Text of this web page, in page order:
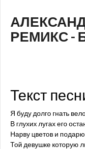
РЕМИКС -
Текст
Я буду долго гнать
В глухих лугах его
Нарву цветов и подарю
Той девушке которую